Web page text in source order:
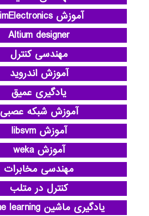
آموزش SimElectronics
Altium designer
مهندسی کنترل
آموزش اندروید
یادگیری عمیق
آموزش شبکه عصبی
آموزش libsvm
آموزش weka
مهندسی مخابرات
کنترل در متلب
یادگیری ماشین machine learning